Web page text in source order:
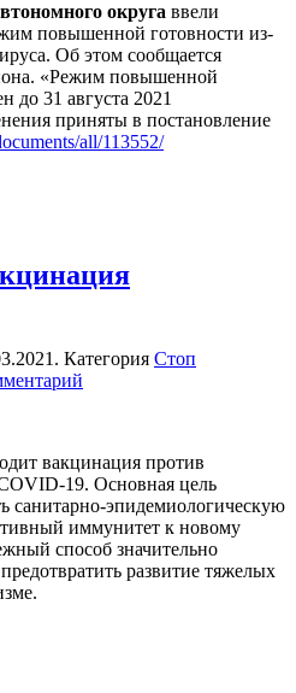
округа ввели
повышенной готовности из-
Об этом сообщается
«Режим повышенной
до 31 августа 2021
приняты в постановление
all/113552/
. Категория Стоп
вакцинация против
19. Основная цель
санитарно-эпидемиологическую
иммунитет к новому
способ значительно
развитие тяжелых